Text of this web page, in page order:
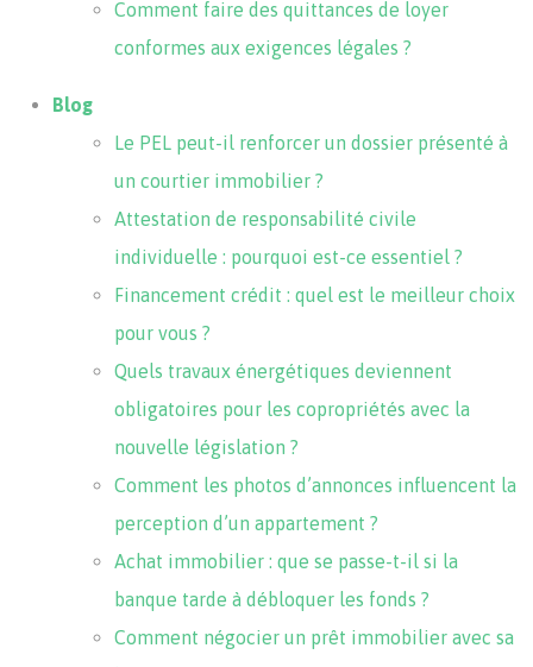
Comment faire des quittances de loyer
conformes aux exigences légales ?
Blog
Le PEL peut-il renforcer un dossier présenté à
un courtier immobilier ?
Attestation de responsabilité civile
individuelle : pourquoi est-ce essentiel ?
Financement crédit : quel est le meilleur choix
pour vous ?
Quels travaux énergétiques deviennent
obligatoires pour les copropriétés avec la
nouvelle législation ?
Comment les photos d’annonces influencent la
perception d’un appartement ?
Achat immobilier : que se passe-t-il si la
banque tarde à débloquer les fonds ?
Comment négocier un prêt immobilier avec sa